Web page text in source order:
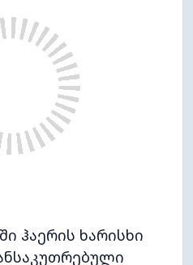
ჰაერის ხარისხი